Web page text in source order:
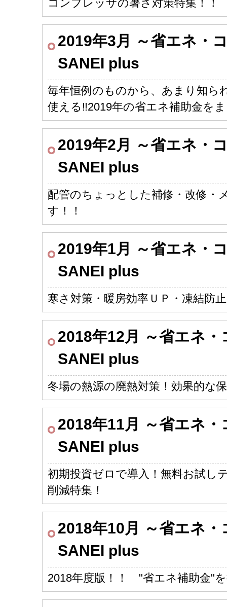
コンプレッサの暑さ対策特集！！
2019年3月 ～省エネ・
SANEI plus
毎年恒例のものから、あまり知ら
使える‼2019年の省エネ補助金を
2019年2月 ～省エネ・
SANEI plus
配管のちょっとした補修・改修・
す！！
2019年1月 ～省エネ・
SANEI plus
寒さ対策・暖房効率ＵＰ・凍結防
2018年12月 ～省エネ
SANEI plus
冬場の熱源の廃熱対策！効果的な
2018年11月 ～省エネ
SANEI plus
初期投資ゼロで導入！無料お試し
削減特集！
2018年10月 ～省エネ
SANEI plus
2018年度版！！ "省エネ補助金"